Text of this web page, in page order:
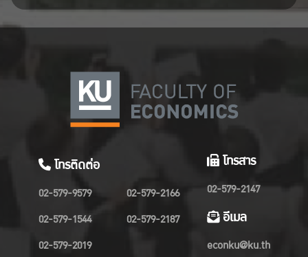
โทรติดต่อ
02-579-9579
02-579-1544
02-579-2019
02-579-2166
02-579-2187
โทรสาร
02-579-2147
อีเมล
econku@ku.th